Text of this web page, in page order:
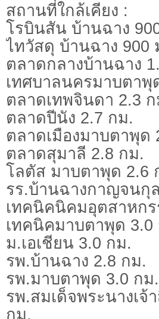
สถานที่ใกล้เคียง :
โรบินสัน บ้านฉาง
ไทวัสดุ บ้านฉาง 900
ตลาดกลางบ้านฉาง
เทศบาลนครมาบตาพุ
ตลาดเทพจินดา 2.3 ก
ตลาดปีนัง 2.7 กม.
ตลาดเมืองมาบตาพุด
ตลาดสุมาลี 2.8 กม.
โลตัส มาบตาพุด 2.6
รร.บ้านฉางกาญจนกุ
เทคนิคนิคมอุตสาหกร
เทคนิคมาบตาพุด 3.0
ม.เอเชียน 3.0 กม.
รพ.บ้านฉาง 2.8 กม.
รพ.มาบตาพุด 3.0 กม.
รพ.สมเด็จพระนาง
กม.